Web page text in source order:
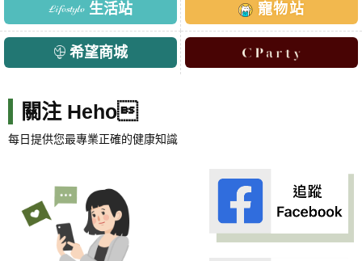
生活站 寵物站
希望商城
關注 Heho
每日提供您最專業正確的健康知識